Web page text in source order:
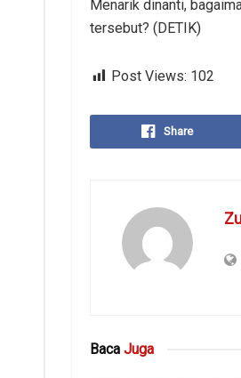
Menarik dinanti,
tersebut? (DETIK)
Post Views: 102
Share
Baca Juga